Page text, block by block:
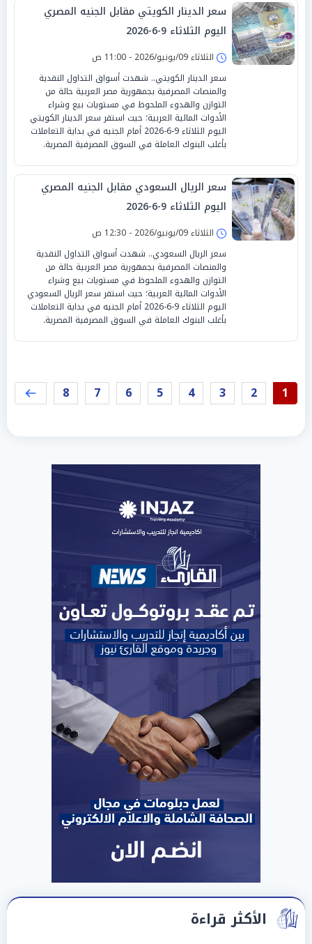
سعر الدينار الكويتي مقابل الجنيه المصري
اليوم الثلاثاء 9-6-2026
الثلاثاء 09/يونيو/2026 - 11:00 ص
سعر الدينار الكويتي.. شهدت أسواق التداول النقدية
والمنصات المصرفية بجمهورية مصر العربية حالة من
التوازن والهدوء الملحوظ في مستويات بيع وشراء
الأدوات المالية العربية؛ حيث استقر سعر الدينار الكويتي
اليوم الثلاثاء 9-6-2026 أمام الجنيه في بداية التعاملات
بأغلب البنوك العاملة في السوق المصرفية المصرية.
سعر الريال السعودي مقابل الجنيه المصري
اليوم الثلاثاء 9-6-2026
الثلاثاء 09/يونيو/2026 - 12:30 ص
سعر الريال السعودي.. شهدت أسواق التداول النقدية
والمنصات المصرفية بجمهورية مصر العربية حالة من
التوازن والهدوء الملحوظ في مستويات بيع وشراء
الأدوات المالية العربية؛ حيث استقر سعر الريال السعودي
اليوم الثلاثاء 9-6-2026 أمام الجنيه في بداية التعاملات
بأغلب البنوك العاملة في السوق المصرفية المصرية.
1
2
3
4
5
6
7
8
الأكثر قراءة